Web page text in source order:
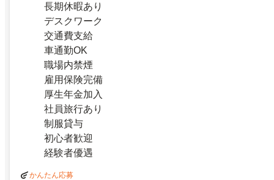
長期休暇あり
デスクワーク
交通費支給
車通勤OK
職場内禁煙
雇用保険完備
厚生年金加入
社員旅行あり
制服貸与
初心者歓迎
経験者優遇
かんたん応募